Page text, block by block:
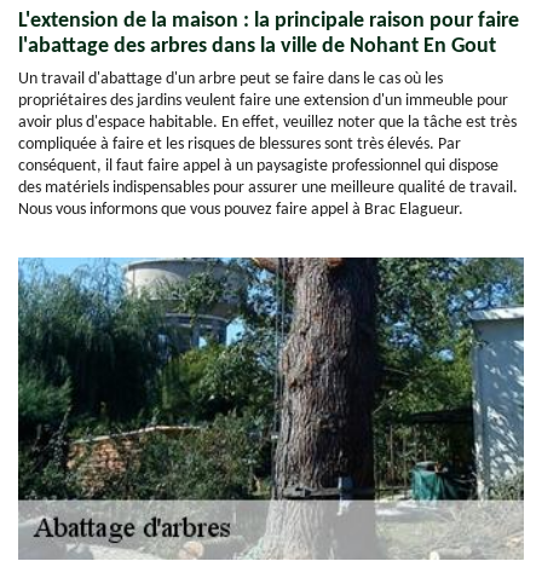
L'extension de la maison : la principale raison pour faire
l'abattage des arbres dans la ville de Nohant En Gout
Un travail d'abattage d'un arbre peut se faire dans le cas où les
propriétaires des jardins veulent faire une extension d'un immeuble pour
avoir plus d'espace habitable. En effet, veuillez noter que la tâche est très
compliquée à faire et les risques de blessures sont très élevés. Par
conséquent, il faut faire appel à un paysagiste professionnel qui dispose
des matériels indispensables pour assurer une meilleure qualité de travail.
Nous vous informons que vous pouvez faire appel à Brac Elagueur.